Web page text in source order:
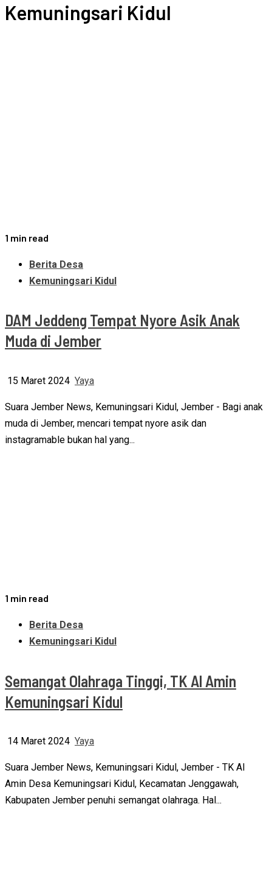
Kemuningsari Kidul
1 min read
Berita Desa
Kemuningsari Kidul
DAM Jeddeng Tempat Nyore Asik Anak
Muda di Jember
15 Maret 2024 Yaya
Suara Jember News, Kemuningsari Kidul, Jember - Bagi anak
muda di Jember, mencari tempat nyore asik dan
instagramable bukan hal yang...
1 min read
Berita Desa
Kemuningsari Kidul
Semangat Olahraga Tinggi, TK Al Amin
Kemuningsari Kidul
14 Maret 2024 Yaya
Suara Jember News, Kemuningsari Kidul, Jember - TK Al
Amin Desa Kemuningsari Kidul, Kecamatan Jenggawah,
Kabupaten Jember penuhi semangat olahraga. Hal...